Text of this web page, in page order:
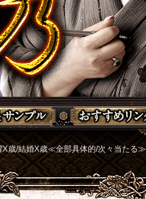
X歳/結婚X歳≪全部具体的/次々当たる≫